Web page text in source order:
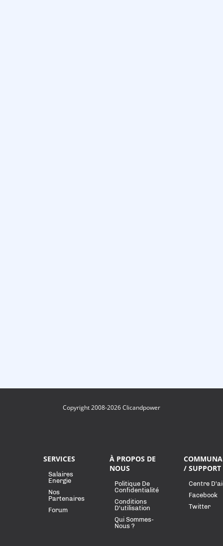
Copyright 2008-2026 Clicandpower
SERVICES
Salaires
Energie
Nos
Partenaires
Forum
À PROPOS DE
NOUS
Politique De
Confidentialité
Conditions
D'utilisation
Qui Sommes-
Nous ?
/ SUPPORT
Centre
Facebook
Twitter